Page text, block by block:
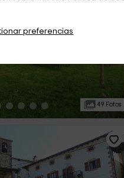
preferencias
49 Fotos